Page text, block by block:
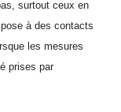
surtout ceux en
à des contacts
les mesures
prises par